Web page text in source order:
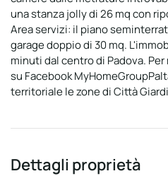
una stanza jolly di 26 mq con
Area servizi: il piano
garage doppio di 30 mq.
minuti dal centro di Padova.
su Facebook
territoriale le zone di Città
Dettagli proprietà